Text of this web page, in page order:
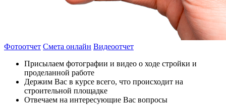
Фотоотчет Смета онлайн Видеоотчет
Присылаем фотографии и видео о ходе стройки и
проделанной работе
Держим Вас в курсе всего, что происходит на
строительной площадке
Отвечаем на интересующие Вас вопросы